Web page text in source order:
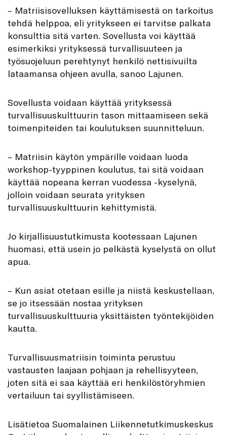
– Matriisisovelluksen käyttämisestä on tarkoitus
tehdä helppoa, eli yritykseen ei tarvitse palkata
konsulttia sitä varten. Sovellusta voi käyttää
esimerkiksi yrityksessä turvallisuuteen ja
työsuojeluun perehtynyt henkilö nettisivuilta
lataamansa ohjeen avulla, sanoo Lajunen.
Sovellusta voidaan käyttää yrityksessä
turvallisuuskulttuurin tason mittaamiseen sekä
toimenpiteiden tai koulutuksen suunnitteluun.
– Matriisin käytön ympärille voidaan luoda
workshop-tyyppinen koulutus, tai sitä voidaan
käyttää nopeana kerran vuodessa -kyselynä,
jolloin voidaan seurata yrityksen
turvallisuuskulttuurin kehittymistä.
Jo kirjallisuustutkimusta kootessaan Lajunen
huomasi, että usein jo pelkästä kyselystä on ollut
apua.
– Kun asiat otetaan esille ja niistä keskustellaan,
se jo itsessään nostaa yrityksen
turvallisuuskulttuuria yksittäisten työntekijöiden
kautta.
Turvallisuusmatriisin toiminta perustuu
vastausten laajaan pohjaan ja rehellisyyteen,
joten sitä ei saa käyttää eri henkilöstöryhmien
vertailuun tai syyllistämiseen.
Lisätietoa Suomalainen Liikennetutkimuskeskus